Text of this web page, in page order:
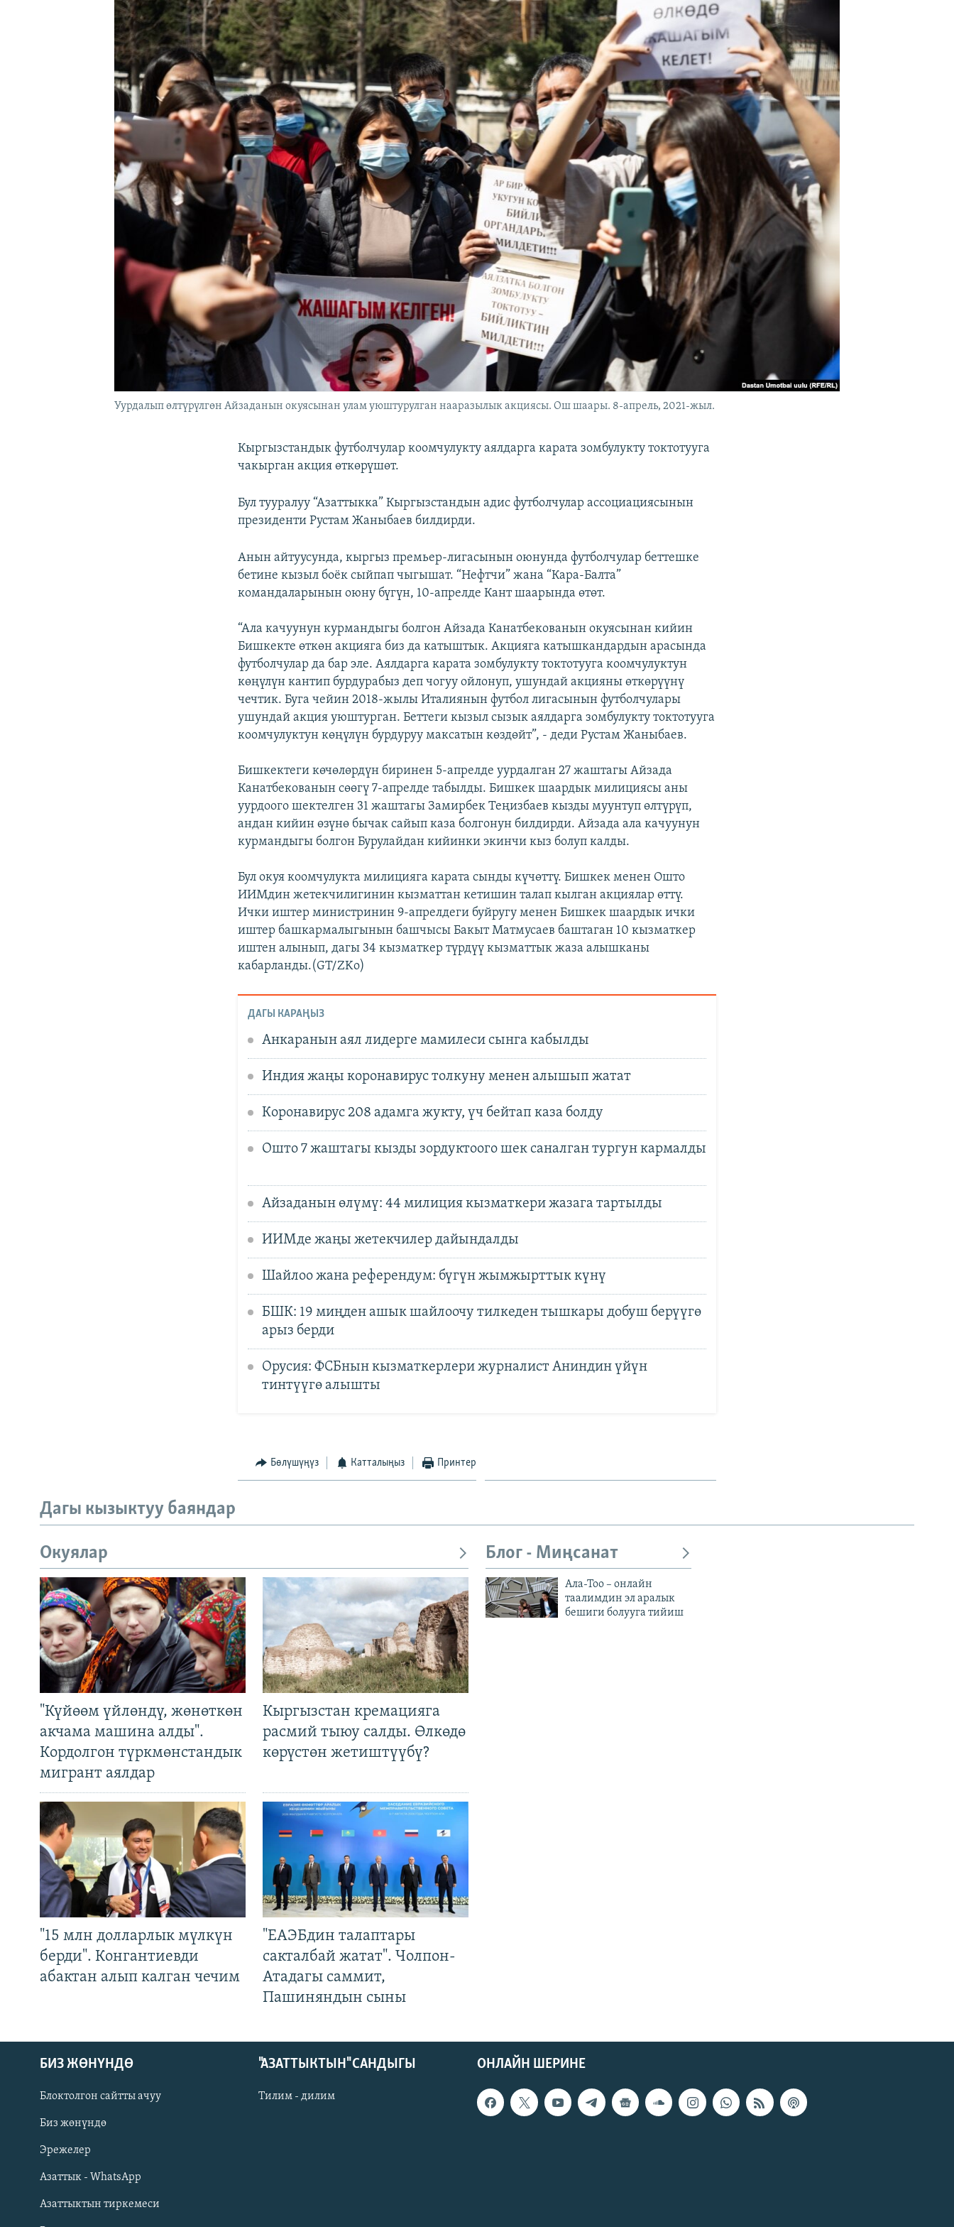
ЫҢГАЙСЫЗ СУРООЛОР
Русский
ОНЛАЙН ШЕРИНЕ
Уурдалып өлтүрүлгөн Айзаданын окуясынан улам уюштурулган нааразылык акциясы. Ош шаары. 8-апрель, 2021-жыл.
Кыргызстандык футболчулар коомчулукту аялдарга карата зомбулукту токтотууга
чакырган акция өткөрүшөт.
Бул тууралуу “Азаттыкка” Кыргызстандын адис футболчулар ассоциациясынын
президенти Рустам Жаныбаев билдирди.
Анын айтуусунда, кыргыз премьер-лигасынын оюнунда футболчулар беттешке
бетине кызыл боёк сыйпап чыгышат. “Нефтчи” жана “Кара-Балта”
командаларынын оюну бүгүн, 10-апрелде Кант шаарында өтөт.
“Ала качуунун курмандыгы болгон Айзада Канатбекованын окуясынан кийин
Бишкекте өткөн акцияга биз да катыштык. Акцияга катышкандардын арасында
футболчулар да бар эле. Аялдарга карата зомбулукту токтотууга коомчулуктун
көңүлүн кантип бурдурабыз деп чогуу ойлонуп, ушундай акцияны өткөрүүнү
чечтик. Буга чейин 2018-жылы Италиянын футбол лигасынын футболчулары
ушундай акция уюштурган. Беттеги кызыл сызык аялдарга зомбулукту токтотууга
коомчулуктун көңүлүн бурдуруу максатын көздөйт”, - деди Рустам Жаныбаев.
Бишкектеги көчөлөрдүн биринен 5-апрелде уурдалган 27 жаштагы Айзада
Канатбекованын сөөгү 7-апрелде табылды. Бишкек шаардык милициясы аны
уурдоого шектелген 31 жаштагы Замирбек Теңизбаев кызды муунтуп өлтүрүп,
андан кийин өзүнө бычак сайып каза болгонун билдирди. Айзада ала качуунун
курмандыгы болгон Бурулайдан кийинки экинчи кыз болуп калды.
Бул окуя коомчулукта милицияга карата сынды күчөттү. Бишкек менен Ошто
ИИМдин жетекчилигинин кызматтан кетишин талап кылган акциялар өттү.
Ички иштер министринин 9-апрелдеги буйругу менен Бишкек шаардык ички
иштер башкармалыгынын башчысы Бакыт Матмусаев баштаган 10 кызматкер
иштен алынып, дагы 34 кызматкер түрдүү кызматтык жаза алышканы
кабарланды.(GT/ZKo)
ДАГЫ КАРАҢЫЗ
Анкаранын аял лидерге мамилеси сынга кабылды
Индия жаңы коронавирус толкуну менен алышып жатат
Коронавирус 208 адамга жукту, үч бейтап каза болду
Ошто 7 жаштагы кызды зордуктоого шек саналган тургун кармалды
Айзаданын өлүмү: 44 милиция кызматкери жазага тартылды
ИИМде жаңы жетекчилер дайындалды
Шайлоо жана референдум: бүгүн жымжырттык күнү
БШК: 19 миңден ашык шайлоочу тилкеден тышкары добуш берүүгө
арыз берди
Орусия: ФСБнын кызматкерлери журналист Аниндин үйүн
тинтүүгө алышты
Бөлүшүңүз Катталыңыз Принтер
Дагы кызыктуу баяндар
Окуялар
"Күйөөм үйлөндү, жөнөткөн
акчама машина алды".
Кордолгон түркмөнстандык
мигрант аялдар
Кыргызстан кремацияга
расмий тыюу салды. Өлкөдө
көрүстөн жетиштүүбү?
"15 млн долларлык мүлкүн
берди". Конгантиевди
абактан алып калган чечим
"ЕАЭБдин талаптары
сакталбай жатат". Чолпон-
Атадагы саммит,
Пашиняндын сыны
Блог - Миңсанат
Ала-Тоо – онлайн
таалимдин эл аралык
бешиги болууга тийиш
ОНЛАЙН ШЕРИНЕ
БИЗ ЖӨНҮНДӨ
Блоктолгон сайтты ачуу
Биз жөнүндө
Эрежелер
Азаттык - WhatsApp
Азаттыктын тиркемеси
"АЗАТТЫКТЫН" САНДЫГЫ
Тилим - дилим